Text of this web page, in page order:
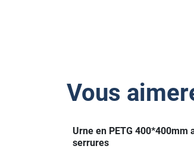
Vous
Urne en PETG 400*400mm
serrures